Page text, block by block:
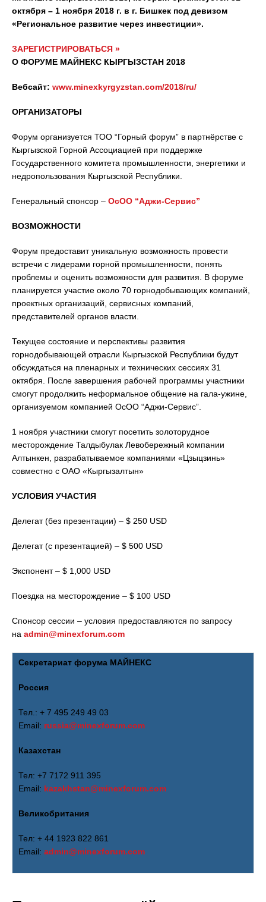
октября – 1 ноября 2018 г. в г. Бишкек под девизом
«Региональное развитие через инвестиции».
ЗАРЕГИСТРИРОВАТЬСЯ »
О ФОРУМЕ МАЙНЕКС КЫРГЫЗСТАН 2018
Вебсайт: www.minexkyrgyzstan.com/2018/ru/
ОРГАНИЗАТОРЫ
Форум организуется ТОО “Горный форум” в партнёрстве с
Кыргызской Горной Ассоциацией при поддержке
Государственного комитета промышленности, энергетики и
недропользования Кыргызской Республики.
Генеральный спонсор – ОсОО “Аджи-Сервис”
ВОЗМОЖНОСТИ
Форум предоставит уникальную возможность провести
встречи с лидерами горной промышленности, понять
проблемы и оценить возможности для развития. В форуме
планируется участие около 70 горнодобывающих компаний,
проектных организаций, сервисных компаний,
представителей органов власти.
Текущее состояние и перспективы развития
горнодобывающей отрасли Кыргызской Республики будут
обсуждаться на пленарных и технических сессиях 31
октября. После завершения рабочей программы участники
смогут продолжить неформальное общение на гала-ужине,
организуемом компанией ОсОО “Аджи-Сервис”.
1 ноября участники смогут посетить золоторудное
месторождение Талдыбулак Левобережный компании
Алтынкен, разрабатываемое компаниями «Цзыцзинь»
совместно с ОАО «Кыргызалтын»
УСЛОВИЯ УЧАСТИЯ
Делегат (без презентации) – $ 250 USD
Делегат (с презентацией) – $ 500 USD
Экспонент – $ 1,000 USD
Поездка на месторождение – $ 100 USD
Спонсор сессии – условия предоставляются по запросу
на admin@minexforum.com
Секретариат форума МАЙНЕКС
Россия
Тел.: + 7 495 249 49 03
Email: russia@minexforum.com
Казахстан
Тел: +7 7172 911 395
Email: kazakhstan@minexforum.com
Великобритания
Тел: + 44 1923 822 861
Email: admin@minexforum.com